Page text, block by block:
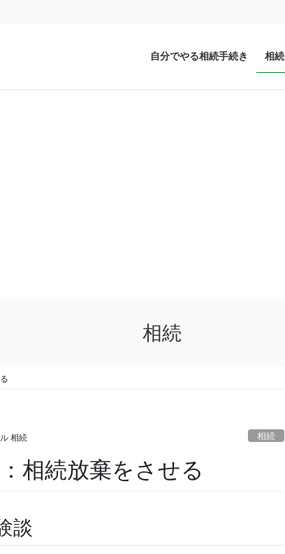
自分でやる相続手続き 相続
相続
相続 相続
相続放棄をさせる
談